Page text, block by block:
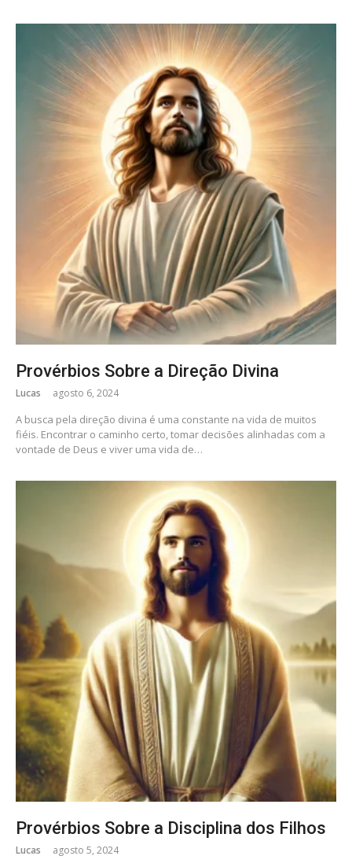
Provérbios Sobre a Direção Divina
Lucas agosto 6, 2024
A busca pela direção divina é uma constante na vida de muitos
fiéis. Encontrar o caminho certo, tomar decisões alinhadas com a
vontade de Deus e viver uma vida de…
Provérbios Sobre a Disciplina dos Filhos
Lucas agosto 5, 2024